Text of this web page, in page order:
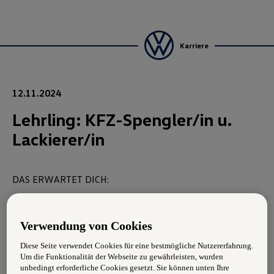
Karriere
12.11.2024
Lehrling: KFZ-Spengler/in u.
Lackierer/in
DAS ERWARTET DICH:
oder Fahrzeugaufbauten durch
Du beurteilst beschädigte Fahrzeuge und führst die
notwendigen Wartungs-, Reparatur- und
Verwendung von Cookies
Diese Seite verwendet Cookies für eine bestmögliche Nutzererfahrung.
Um die Funktionalität der Webseite zu gewährleisten, wurden
unbedingt erforderliche Cookies gesetzt. Sie können unten Ihre